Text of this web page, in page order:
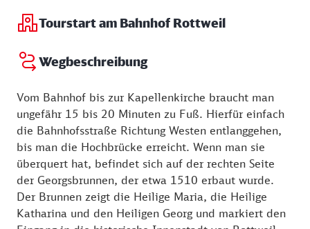
Tourstart am Bahnhof Rottweil
Wegbeschreibung
Vom Bahnhof bis zur Kapellenkirche braucht man
ungefähr 15 bis 20 Minuten zu Fuß. Hierfür einfach
die Bahnhofsstraße Richtung Westen entlanggehen,
bis man die Hochbrücke erreicht. Wenn man sie
überquert hat, befindet sich auf der rechten Seite
der Georgsbrunnen, der etwa 1510 erbaut wurde.
Der Brunnen zeigt die Heilige Maria, die Heilige
Katharina und den Heiligen Georg und markiert den